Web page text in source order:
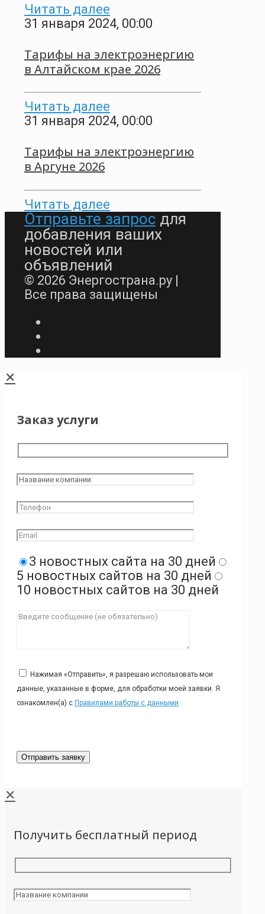
Читать далее
31 января 2024, 00:00
Тарифы на электроэнергию
в Алтайском крае 2026
Читать далее
31 января 2024, 00:00
Тарифы на электроэнергию
в Аргуне 2026
Читать далее
Отправьте запрос для
добавления ваших
новостей или
объявлений
© 2026 Энергострана.ру |
Все права защищены
✕
Заказ услуги
3 новостных сайта на 30 дней
5 новостных сайтов на 30 дней
10 новостных сайтов на 30 дней
Нажимая «Отправить», я разрешаю использовать мои
данные, указанные в форме, для обработки моей заявки. Я
ознакомлен(а) с Правилами работы с данными
✕
Получить бесплатный период